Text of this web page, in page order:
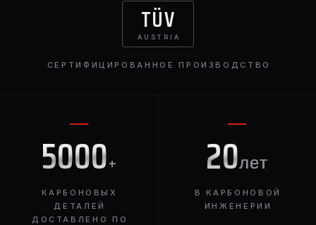
5000+
КАРБОНОВЫХ
ДЕТАЛЕЙ
ДОСТАВЛЕНО ПО
20лет
В КАРБОНОВОЙ
ИНЖЕНЕРИИ
TÜV
AUSTRIA
СЕРТИФИЦИРОВАННОЕ ПРОИЗВОДСТВО